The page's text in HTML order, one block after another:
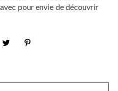
pour envie de découvrir